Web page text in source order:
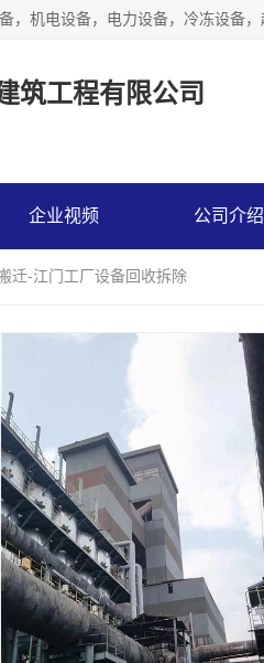
筑工程有限公司
企业视频 公司介绍
迁-江门工厂设备回收拆除